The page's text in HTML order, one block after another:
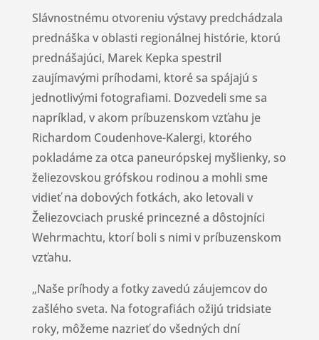
Slávnostnému otvoreniu výstavy predchádzala
prednáška v oblasti regionálnej histórie, ktorú
prednášajúci, Marek Kepka spestril
zaujímavými príhodami, ktoré sa spájajú s
jednotlivými fotografiami. Dozvedeli sme sa
napríklad, v akom príbuzenskom vzťahu je
Richardom Coudenhove-Kalergi, ktorého
pokladáme za otca paneurópskej myšlienky, so
želiezovskou grófskou rodinou a mohli sme
vidieť na dobových fotkách, ako letovali v
Želiezovciach pruské princezné a dôstojníci
Wehrmachtu, ktorí boli s nimi v príbuzenskom
vzťahu.
„Naše príhody a fotky zavedú záujemcov do
zašlého sveta. Na fotografiách ožijú tridsiate
roky, môžeme nazrieť do všedných dní